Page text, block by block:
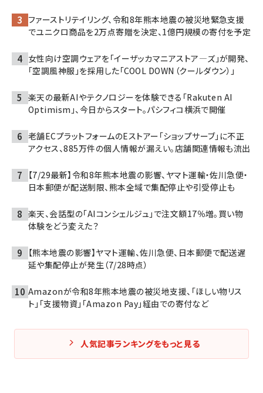
ファーストリテイリング、令和8年熊本地震の被災地緊急支援
でユニクロ商品を2万点寄贈を決定、1億円規模の寄付を予定
女性向け空調ウェアを「イーザッカマニアストア―ズ」が開発、
「空調風神服」を採用した「COOL DOWN（クールダウン）」
楽天の最新AIやテクノロジーを体験できる「Rakuten AI
Optimism」、今日からスタート。パシフィコ横浜で開催
老舗ECプラットフォームのEストアー「ショップサーブ」に不正
アクセス、885万件の個人情報が漏えい。店舗関連情報も流出
【7/29最新】令和8年熊本地震の影響、ヤマト運輸・佐川急便・
日本郵便が配送制限、熊本全域で集配停止や引受停止も
楽天、会話型の「AIコンシェルジュ」で注文額17％増。買い物
体験をどう変えた？
【熊本地震の影響】ヤマト運輸、佐川急便、日本郵便で配送遅
延や集配停止が発生（7/28時点）
Amazonが令和8年熊本地震の被災地支援、「ほしい物リス
ト」「支援物資」「Amazon Pay」経由での寄付など
人気記事ランキングをもっと見る